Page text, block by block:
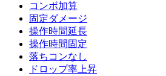
コンボ加算
固定ダメージ
操作時間延長
操作時間固定
落ちコンなし
ドロップ率上昇